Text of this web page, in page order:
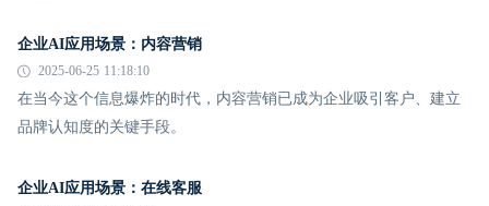
企业AI应用场景：内容营销
2025-06-25 11:18:10
在当今这个信息爆炸的时代，内容营销已成为企业吸引客户、建立
品牌认知度的关键手段。
企业AI应用场景：在线客服